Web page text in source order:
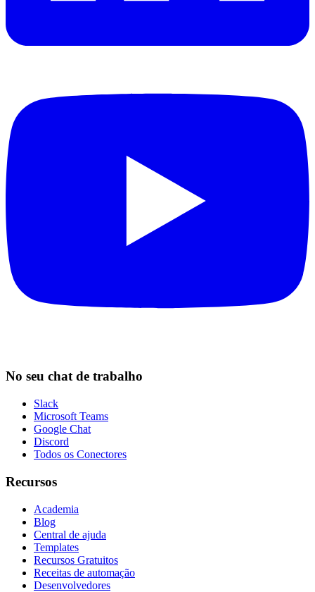
No seu chat de trabalho
Slack
Microsoft Teams
Google Chat
Discord
Todos os Conectores
Recursos
Academia
Blog
Central de ajuda
Templates
Recursos Gratuitos
Receitas de automação
Desenvolvedores